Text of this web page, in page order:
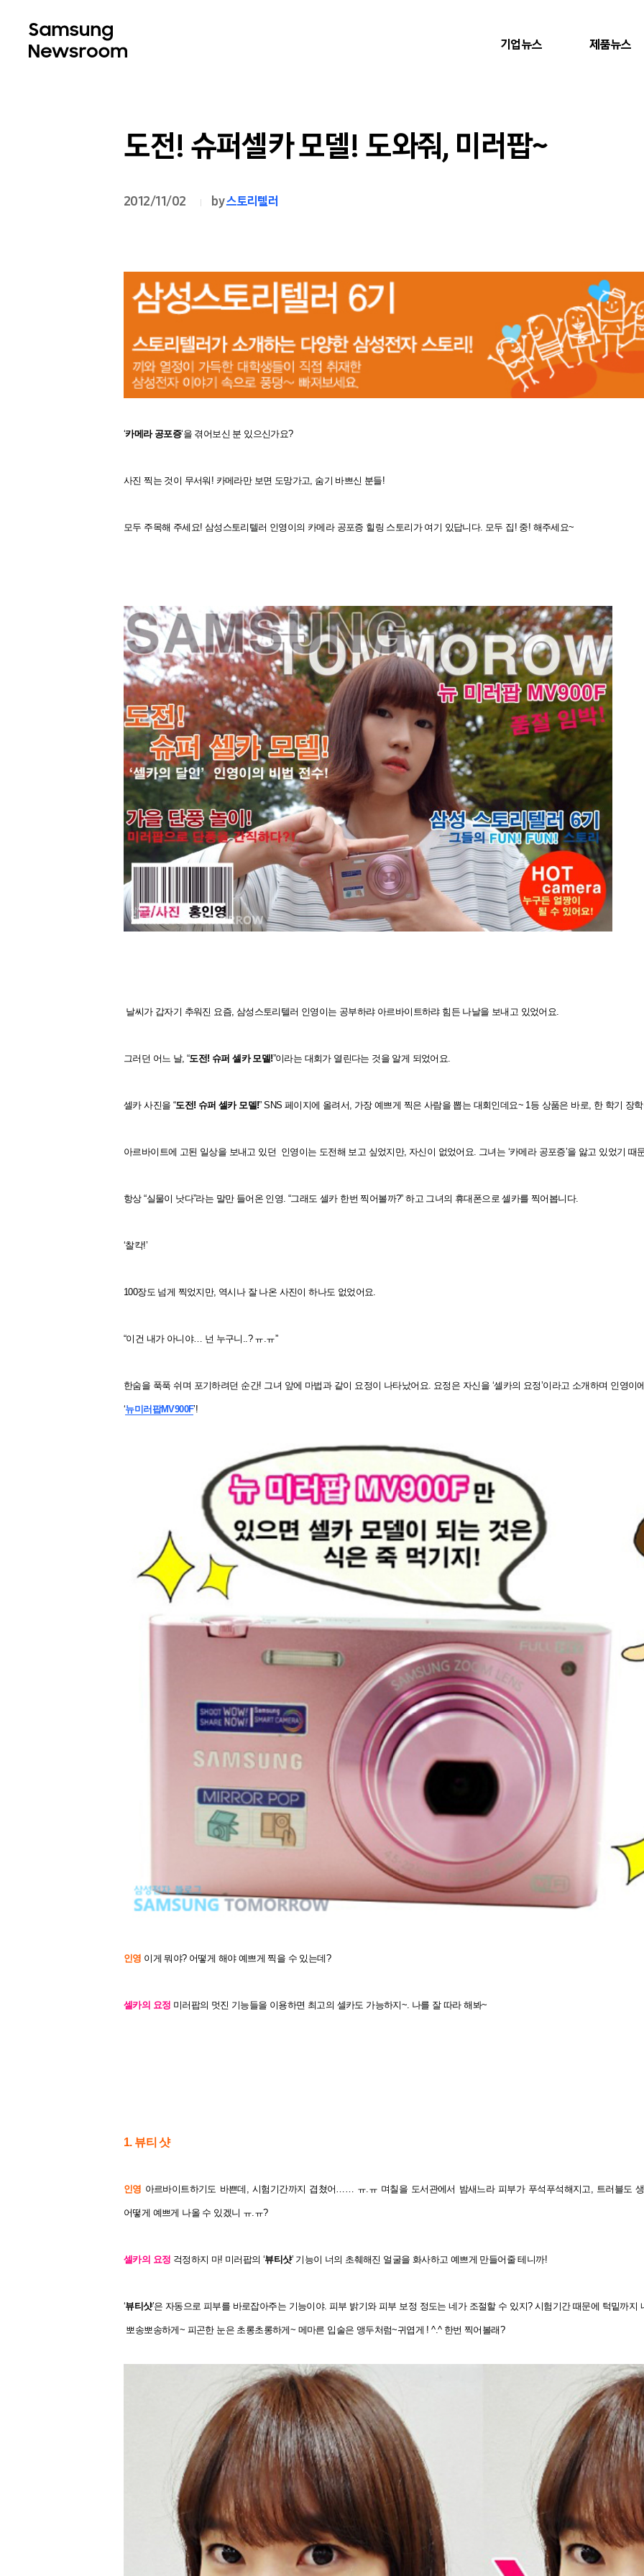
기업뉴스 제품뉴스
도전! 슈퍼셀카 모델! 도와줘, 미러팝~
2012/11/02 by스토리텔러
‘카메라 공포증‘을 겪어보신 분 있으신가요?
사진 찍는 것이 무서워! 카메라만 보면 도망가고, 숨기 바쁘신 분들!
모두 주목해 주세요! 삼성스토리텔러 인영이의 카메라 공포증 힐링 스토리가 여기 있답니다. 모두 집! 중! 해주세요~
날씨가 갑자기 추워진 요즘, 삼성스토리텔러 인영이는 공부하랴 아르바이트하랴 힘든 나날을 보내고 있었어요.
그러던 어느 날, “도전! 슈퍼 셀카 모델!”이라는 대회가 열린다는 것을 알게 되었어요.
셀카 사진을 “도전! 슈퍼 셀카 모델!” SNS 페이지에 올려서, 가장 예쁘게 찍은 사람을 뽑는 대회인데요~ 1등 상품은 바로, 한 학기 장
아르바이트에 고된 일상을 보내고 있던 인영이는 도전해 보고 싶었지만, 자신이 없었어요. 그녀는 ‘카메라 공포증’을 앓고 있었기 때
항상 “실물이 낫다”라는 말만 들어온 인영. “그래도 셀카 한번 찍어볼까?” 하고 그녀의 휴대폰으로 셀카를 찍어봅니다.
‘찰칵!’
100장도 넘게 찍었지만, 역시나 잘 나온 사진이 하나도 없었어요.
“이건 내가 아니야… 넌 누구니..? ㅠ.ㅠ”
한숨을 푹푹 쉬며 포기하려던 순간! 그녀 앞에 마법과 같이 요정이 나타났어요. 요정은 자신을 ‘셀카의 요정’이라고 소개하며 인영
‘뉴미러팝MV900F’!
인영 이게 뭐야? 어떻게 해야 예쁘게 찍을 수 있는데?
셀카의 요정 미러팝의 멋진 기능들을 이용하면 최고의 셀카도 가능하지~. 나를 잘 따라 해봐~
1. 뷰티 샷
인영 아르바이트하기도 바쁜데, 시험기간까지 겹쳤어…… ㅠ.ㅠ 며칠을 도서관에서 밤새느라 피부가 푸석푸석해지고, 트러블도
어떻게 예쁘게 나올 수 있겠니 ㅠ.ㅠ?
셀카의 요정 걱정하지 마! 미러팝의 ‘뷰티샷’ 기능이 너의 초췌해진 얼굴을 화사하고 예쁘게 만들어줄 테니까!
‘뷰티샷’은 자동으로 피부를 바로잡아주는 기능이야. 피부 밝기와 피부 보정 정도는 네가 조절할 수 있지? 시험기간 때문에 턱밑까지
뽀송뽀송하게~ 피곤한 눈은 초롱초롱하게~ 메마른 입술은 앵두처럼~귀엽게 ! ^.^ 한번 찍어볼래?